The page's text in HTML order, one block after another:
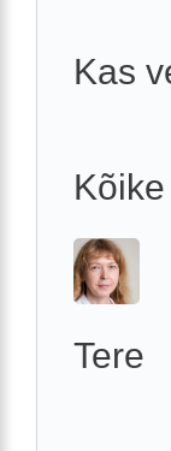
Kas
Tere